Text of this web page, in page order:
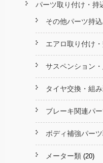
パーツ取り付け・持
その他パーツ持
エアロ取り付け
サスペンション
タイヤ交換・組
ブレーキ関連パ
ボディ補強パー
メーター類 (20)